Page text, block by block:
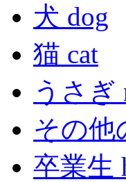
犬 dog
猫 cat
うさぎ
その他
卒業生